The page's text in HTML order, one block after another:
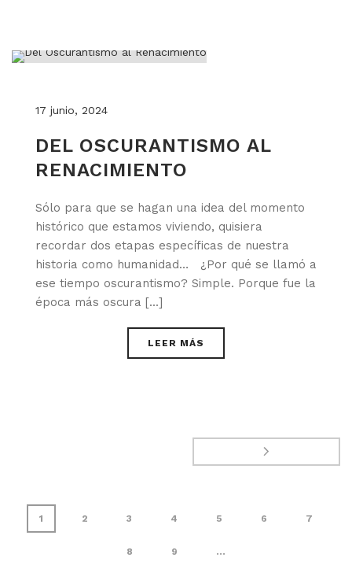
17 junio, 2024
DEL OSCURANTISMO AL
RENACIMIENTO
Sólo para que se hagan una idea del momento
histórico que estamos viviendo, quisiera
recordar dos etapas específicas de nuestra
historia como humanidad… ¿Por qué se llamó a
ese tiempo oscurantismo? Simple. Porque fue la
época más oscura [...]
LEER MÁS
1 2 3 4 5 6 7
8 9 ...